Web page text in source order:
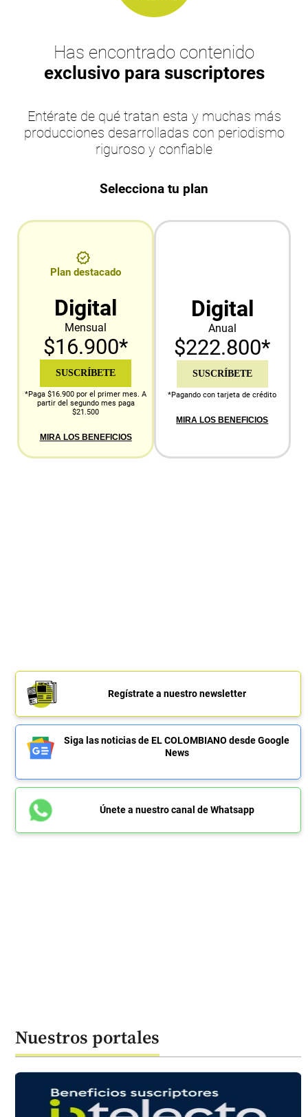
Has encontrado contenido
exclusivo para suscriptores
Entérate de qué tratan esta y muchas más
producciones desarrolladas con periodismo
riguroso y confiable
Selecciona tu plan
Plan destacado
Digital
Mensual
$16.900*
SUSCRÍBETE
*Paga $16.900 por el primer mes. A
partir del segundo mes paga
$21.500
MIRA LOS BENEFICIOS
Digital
Anual
$222.800*
SUSCRÍBETE
*Pagando con tarjeta de crédito
MIRA LOS BENEFICIOS
Regístrate a nuestro newsletter
Siga las noticias de EL COLOMBIANO desde Google
News
Únete a nuestro canal de Whatsapp
Nuestros portales